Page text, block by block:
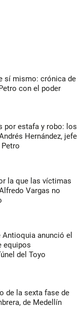
sí mismo: crónica de
con el poder
por estafa y robo: los
Hernández, jefe
la que las víctimas
Vargas no
Antioquia anunció el
equipos
del Toyo
de la sexta fase de
de Medellín